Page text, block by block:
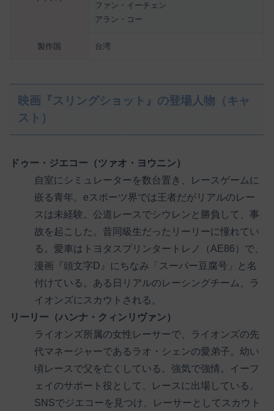
ファン・イーチェン
アラン・コー
製作国 台湾
映画『スリングショット』の登場人物（キャ
スト）
ドゥー・ジエコー（ツァオ・ヨウニン）
自室にシミュレーターを数台置き、レースゲームに
嵌る青年。eスポーツ界では王者だがリアルのレー
スは未経験。公道レースでシウレンと勝負して、事
故を起こした。昔同級生だったリーリーに憧れてい
る。愛車はトヨタスプリンタートレノ（AE86）で、
漫画『頭文字D』にちなみ「スーパー豆腐号」と名
付けている。ある日リアルのレーシングチーム、ラ
イオンズにスカウトされる。
リーリー（ハンナ・クィンリヴァン）
ライオンズ所属の女性レーサーで、ライオンズの先
代マネージャーであるラオ・シェンの愛弟子。幼い
頃レースで父を亡くしている。強気で強情。イーフ
ェイのサポート役として、レースに出場している。
SNSでジエコーを見つけ、レーサーとしてスカウト